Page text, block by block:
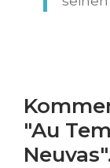
"Au